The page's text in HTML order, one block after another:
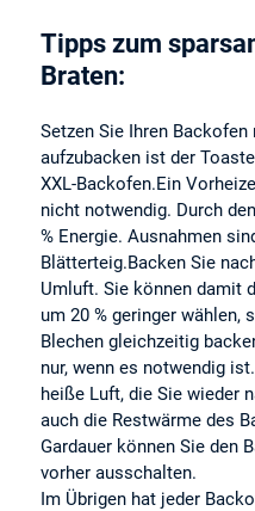
Tipps zum
Braten:
Setzen Sie Ihren
aufzubacken ist der
XXL-Backofen.Ein
nicht notwendig. Durch
% Energie. Ausnahmen
Blätterteig.Backen Sie
Umluft. Sie können damit
um 20 % geringer wählen,
Blechen gleichzeitig
nur, wenn es notwendig
heiße Luft, die Sie wieder
auch die Restwärme des
Gardauer können Sie den
vorher ausschalten.
Im Übrigen hat jeder